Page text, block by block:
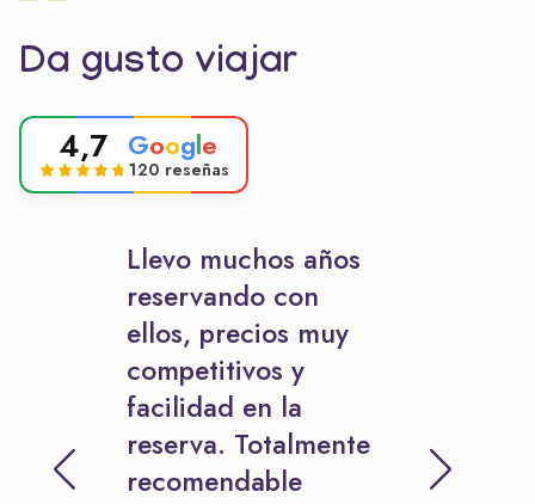
Da gusto viajar
4,7 Google
120 reseñas
Llevo muchos años
reservando con
ellos, precios muy
competitivos y
facilidad en la
reserva. Totalmente
recomendable